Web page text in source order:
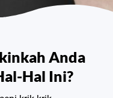
Anda
Hal Ini?